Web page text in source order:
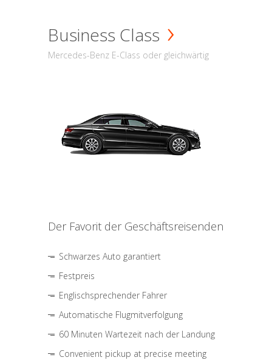
Business Class
Mercedes-Benz E-Class oder gleichwärtig
Der Favorit der Geschäftsreisenden
Schwarzes Auto garantiert
Festpreis
Englischsprechender Fahrer
Automatische Flugmitverfolgung
60 Minuten Wartezeit nach der Landung
Convenient pickup at precise meeting